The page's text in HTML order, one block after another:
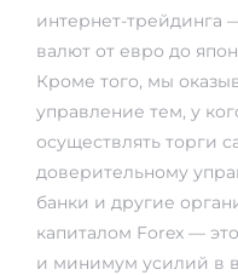
интернет-трейдинга
валют от евро до
Кроме того, мы
управление тем, у
осуществлять торги
доверительному
банки и другие
капиталом Forex —
и минимум усилий в